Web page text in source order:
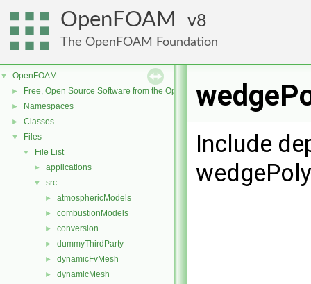
OpenFOAM 8
The OpenFOAM Foundation
▼ OpenFOAM
► Free, Open Source Software from the OpenFOAM Foundation
► Namespaces
► Classes
▼ Files
▼ File List
► applications
▼ src
► atmosphericModels
► combustionModels
► conversion
► dummyThirdParty
► dynamicFvMesh
► dynamicMesh
Include